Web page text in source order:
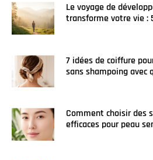
Le voyage de
transforme votre vie :
7 idées de coiffure
sans shampoing avec
Comment choisir des
efficaces pour peau